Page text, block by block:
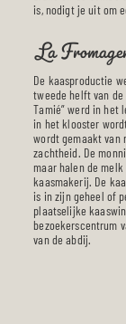
is, nodigt je uit om
La
De kaasproductie
tweede helft van de
Tamié” werd in het
in het klooster
wordt gemaakt van
zachtheid. De
maar halen de
kaasmakerij. De
is in zijn geheel of
plaatselijke
bezoekerscentrum
van de abdij.